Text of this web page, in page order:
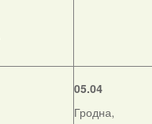
05.04
Гродна,